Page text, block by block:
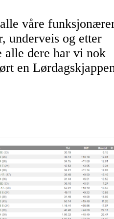
våre
underveis og etter
dere har vi nok
en